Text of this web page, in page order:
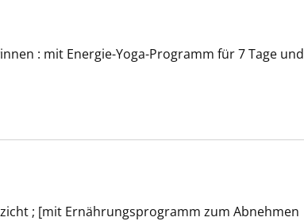
: mit Energie-Yoga-Programm für 7 Tage und
; [mit Ernährungsprogramm zum Abnehmen